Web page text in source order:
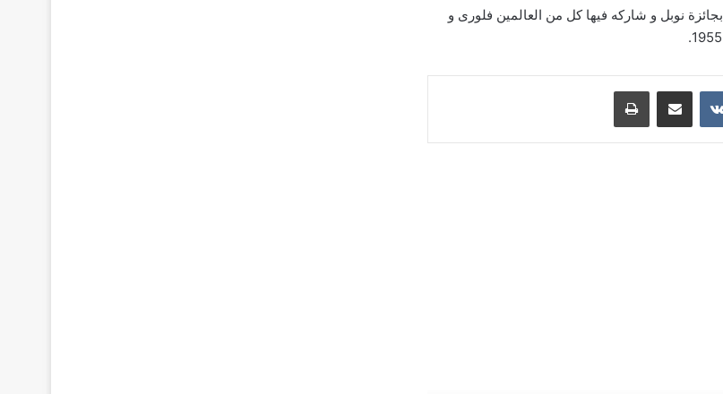
و كان سعيدا في حياته . و كان له ابن وحيد. في سنة 1945 فاز بجائزة نوبل و شاركه فيها كل من العالمين فلورى و